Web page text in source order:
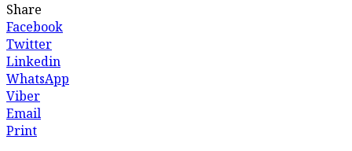
Share
Facebook
Twitter
Linkedin
WhatsApp
Viber
Email
Print